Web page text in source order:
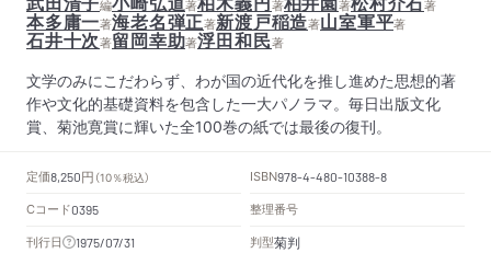
編 著 著 著 著
本多庸一著海老名弾正著新渡戸稲造著山室軍平著
石井十次著留岡幸助著浮田和民著
文学のみにこだわらず、わが国の近代化を推し進めた思想的著
作や文化的基礎資料を包含した一大パノラマ。毎日出版文化
賞、菊池寛賞に輝いた全100巻の紙では最後の復刊。
定価8,250円 （10％税込） ISBN978-4-480-10388-8
Cコード0395
整理番号
刊行日
1975/07/31 判型菊判